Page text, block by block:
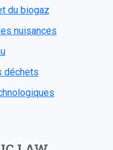
du biogaz
nuisances
déchets